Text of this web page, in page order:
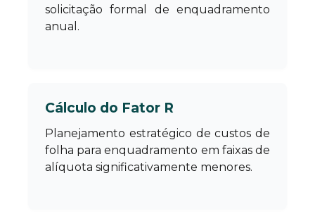
solicitação formal de enquadramento
anual.
Cálculo do Fator R
Planejamento estratégico de custos de
folha para enquadramento em faixas de
alíquota significativamente menores.